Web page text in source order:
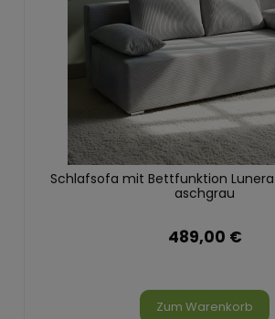
Schlafsofa mit Bettfunktion
aschgrau
489,00 €
Zum Warenkorb